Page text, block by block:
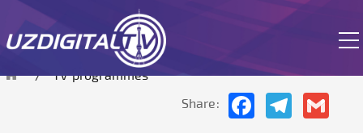
is currently in test mode.
TV programmes
Share:
FacebookTelegram